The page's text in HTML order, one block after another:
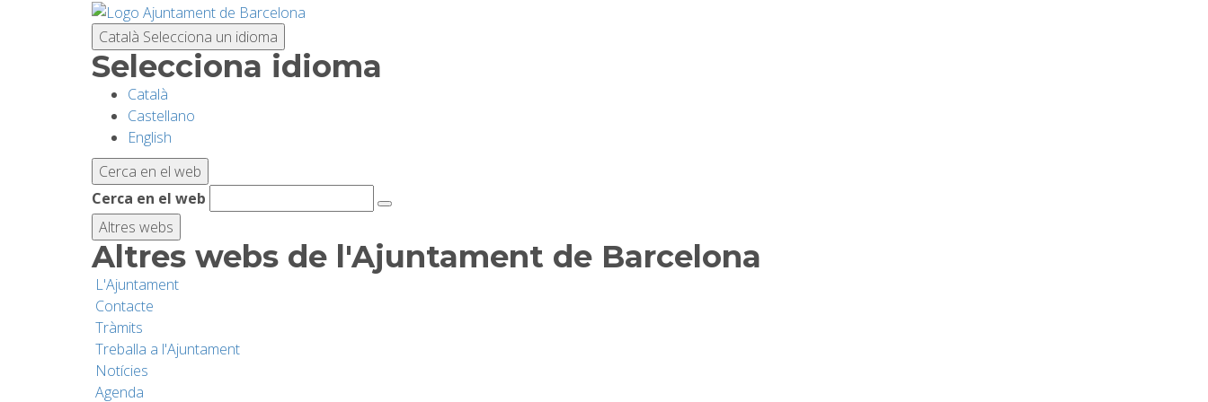
Català Selecciona un idioma
Selecciona idioma
Català
Castellano
English
Cerca en el web
Cerca en el web
Altres webs
Altres webs de l'Ajuntament de Barcelona
L'Ajuntament
Contacte
Tràmits
Treballa a l'Ajuntament
Notícies
Agenda